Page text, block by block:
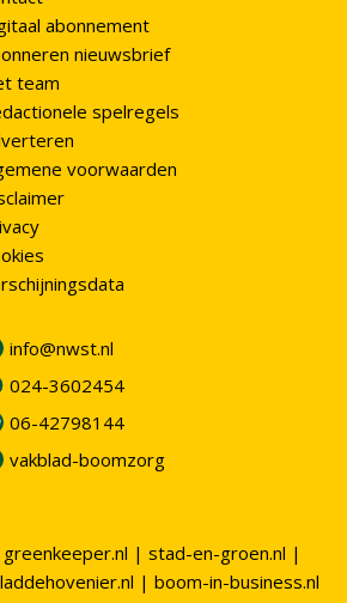
abonnement
nieuwsbrief
team
spelregels
voorwaarden
info@nwst.nl
024-3602454
06-42798144
vakblad-boomzorg
greenkeeper.nl | stad-en-groen.nl |
| boom-in-business.nl